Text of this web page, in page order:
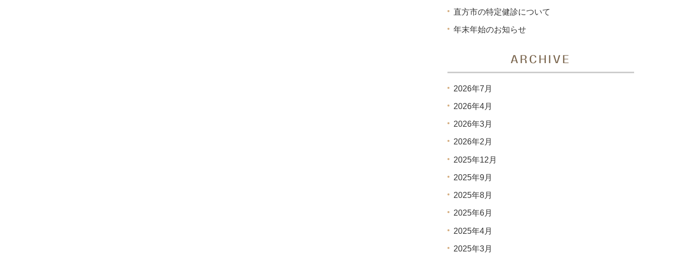
直方市の特定健診について
年末年始のお知らせ
ARCHIVE
2026年7月
2026年4月
2026年3月
2026年2月
2025年12月
2025年9月
2025年8月
2025年6月
2025年4月
2025年3月